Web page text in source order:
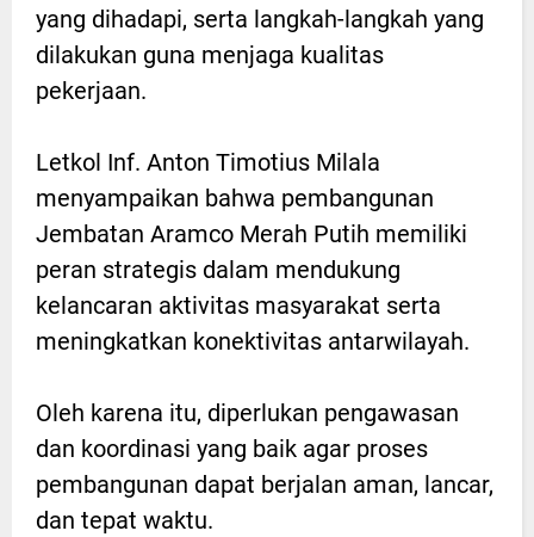
yang dihadapi, serta langkah-langkah yang
dilakukan guna menjaga kualitas
pekerjaan.
Letkol Inf. Anton Timotius Milala
menyampaikan bahwa pembangunan
Jembatan Aramco Merah Putih memiliki
peran strategis dalam mendukung
kelancaran aktivitas masyarakat serta
meningkatkan konektivitas antarwilayah.
Oleh karena itu, diperlukan pengawasan
dan koordinasi yang baik agar proses
pembangunan dapat berjalan aman, lancar,
dan tepat waktu.